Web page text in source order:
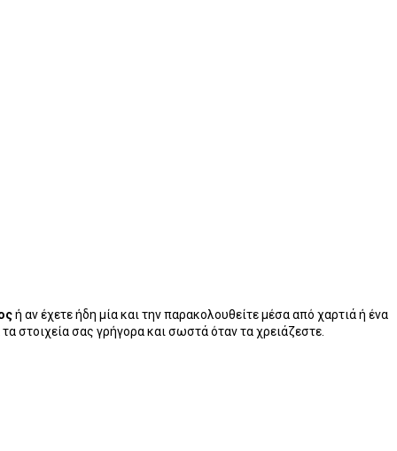
ή αν έχετε ήδη μία και την παρακολουθείτε μέσα από χαρτιά ή ένα
στοιχεία σας γρήγορα και σωστά όταν τα χρειάζεστε.